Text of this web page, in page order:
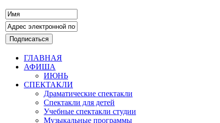
ГЛАВНАЯ
АФИША
ИЮНЬ
СПЕКТАКЛИ
Драматические спектакли
Спектакли для детей
Учебные спектакли студии
Музыкальные программы